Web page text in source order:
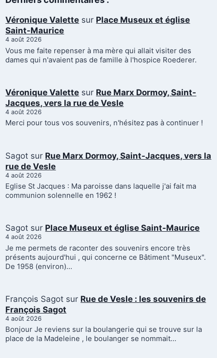
Véronique Valette sur Place Museux et église
Saint-Maurice
4 août 2026
Vous me faite repenser à ma mère qui allait visiter des
dames qui n'avaient pas de famille à l'hospice Roederer.
Véronique Valette sur Rue Marx Dormoy, Saint-
Jacques, vers la rue de Vesle
4 août 2026
Merci pour tous vos souvenirs, n'hésitez pas à continuer !
Sagot sur Rue Marx Dormoy, Saint-Jacques, vers la
rue de Vesle
4 août 2026
Eglise St Jacques : Ma paroisse dans laquelle j'ai fait ma
communion solennelle en 1962 !
Sagot sur Place Museux et église Saint-Maurice
4 août 2026
Je me permets de raconter des souvenirs encore très
présents aujourd'hui , qui concerne ce Bâtiment "Museux".
De 1958 (environ)…
François Sagot sur Rue de Vesle : les souvenirs de
François Sagot
4 août 2026
Bonjour Je reviens sur la boulangerie qui se trouve sur la
place de la Madeleine , le boulanger se nommait…